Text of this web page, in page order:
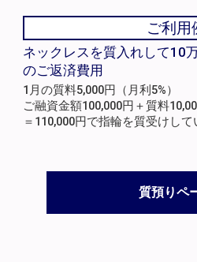
ご利用
ネックレスを質入れして10
のご返済費用
1月の質料5,000円（月利5%）
ご融資金額100,000円＋質料
＝110,000円で指輪を質受けして
質預りペ